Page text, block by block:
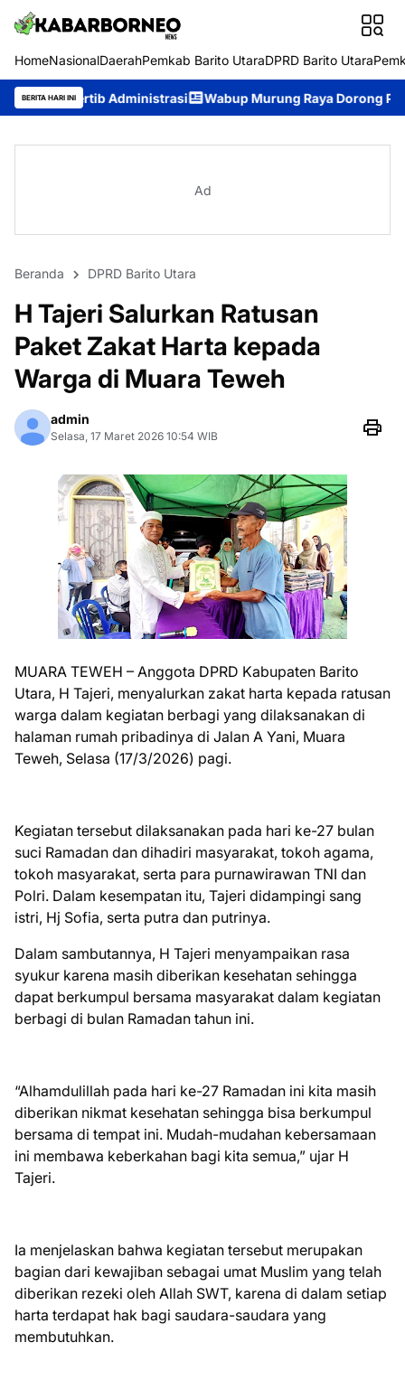
HomeNasionalDaerahPemkab Barito UtaraDPRD Barito Utara
BERITA HARI INI Wabup Murung Raya Dorong Pemerintahan
Ad
Beranda DPRD Barito Utara
H Tajeri Salurkan Ratusan
Paket Zakat Harta kepada
Warga di Muara Teweh
admin
Selasa, 17 Maret 2026 10:54 WIB
MUARA TEWEH – Anggota DPRD Kabupaten Barito
Utara, H Tajeri, menyalurkan zakat harta kepada ratusan
warga dalam kegiatan berbagi yang dilaksanakan di
halaman rumah pribadinya di Jalan A Yani, Muara
Teweh, Selasa (17/3/2026) pagi.
Kegiatan tersebut dilaksanakan pada hari ke-27 bulan
suci Ramadan dan dihadiri masyarakat, tokoh agama,
tokoh masyarakat, serta para purnawirawan TNI dan
Polri. Dalam kesempatan itu, Tajeri didampingi sang
istri, Hj Sofia, serta putra dan putrinya.
Dalam sambutannya, H Tajeri menyampaikan rasa
syukur karena masih diberikan kesehatan sehingga
dapat berkumpul bersama masyarakat dalam kegiatan
berbagi di bulan Ramadan tahun ini.
“Alhamdulillah pada hari ke-27 Ramadan ini kita masih
diberikan nikmat kesehatan sehingga bisa berkumpul
bersama di tempat ini. Mudah-mudahan kebersamaan
ini membawa keberkahan bagi kita semua,” ujar H
Tajeri.
Ia menjelaskan bahwa kegiatan tersebut merupakan
bagian dari kewajiban sebagai umat Muslim yang telah
diberikan rezeki oleh Allah SWT, karena di dalam setiap
harta terdapat hak bagi saudara-saudara yang
membutuhkan.